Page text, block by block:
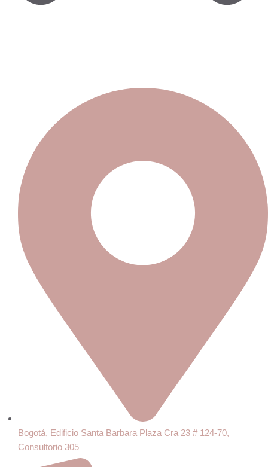
Bogotá, Edificio Santa Barbara Plaza Cra 23 # 124-70,
Consultorio 305